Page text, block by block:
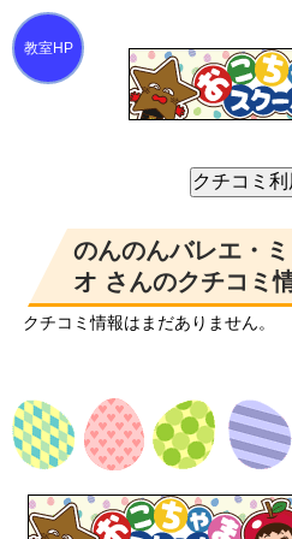
のんのんバレエ・
オ さんのクチコミ
クチコミ情報はまだありません。